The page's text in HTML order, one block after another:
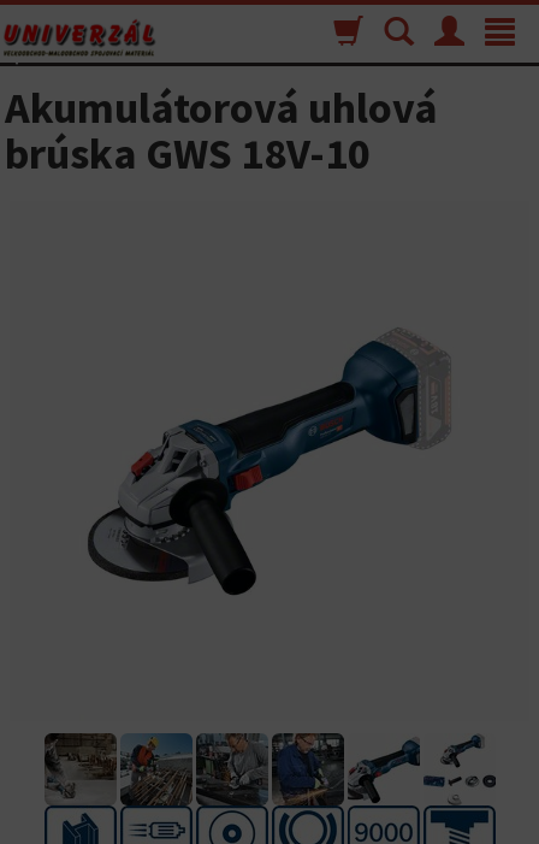
Toggle
Menu
Vyhľadávanie
Nákupný
košík
Akumulátorová uhlová
brúska GWS 18V-10